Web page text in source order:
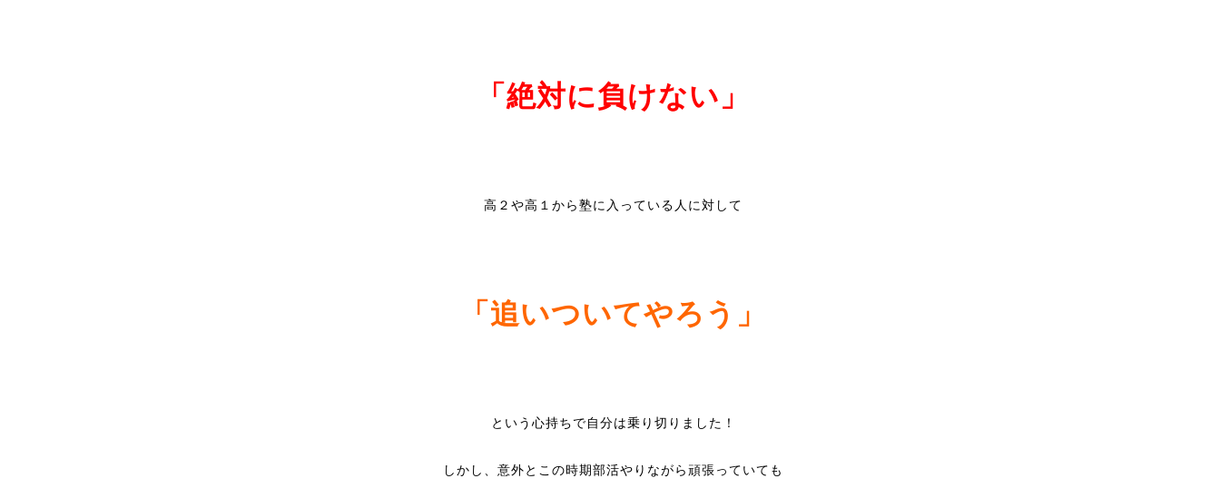
「絶対に負けない」
高２や高１から塾に入っている人に対して
「追いついてやろう」
という心持ちで自分は乗り切りました！
しかし、意外とこの時期部活やりながら頑張っていても